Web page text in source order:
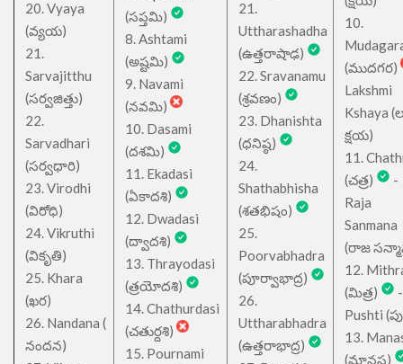
20. Vyaya
(వ్యయ)
21.
Sarvajitthu
(సర్వజిత్తు)
22.
Sarvadhari
(సర్వధారి)
23. Virodhi
(విరోధి)
24. Vikruthi
(వికృతి)
25. Khara
(ఖర)
26. Nandana (
నందన)
(సప్తమి)
8. Ashtami
(అష్టమి)
9. Navami
(నవమి)
10. Dasami
(దశమి)
11. Ekadasi
(ఏకాదశి)
12. Dwadasi
(ద్వాదశి)
13. Thrayodasi
(త్రయోదశి)
14. Chathurdasi
(చతుర్దశి)
15. Pournami
21.
Uttharashadha
(ఉత్తరాషాఢ)
22. Sravanamu
(శ్రవణం)
23. Dhanishta
(ధనిష్ఠ)
24.
Shathabhisha
(శతభిషం)
25.
Poorvabhadra
(పూర్వాభాద్ర)
26.
Uttharabhadra
(ఉత్తరాభాద్ర)
10.
(ముదగర)
Lakshmi
Kshaya
క్షయ)
11.
(చత్ర)
-
Raja
Sanmana
(రాజ
12.
(మిత్ర)
-
Pushti
13.
(మానస)